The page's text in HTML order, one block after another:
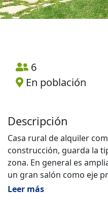
6
En población
Descripción
Casa rural de alquiler
construcción, guarda la
zona. En general es
un gran salón como eje
Leer más